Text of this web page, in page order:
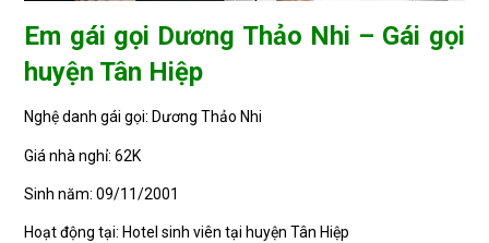
Em gái gọi Dương Thảo Nhi – Gái gọi
huyện Tân Hiệp
Nghệ danh gái gọi: Dương Thảo Nhi
Giá nhà nghỉ: 62K
Sinh năm: 09/11/2001
Hoạt động tại: Hotel sinh viên tại huyện Tân Hiệp